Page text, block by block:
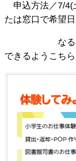
申込方法／7/4(
たは窓口で希望
なるべく学
できるようこち